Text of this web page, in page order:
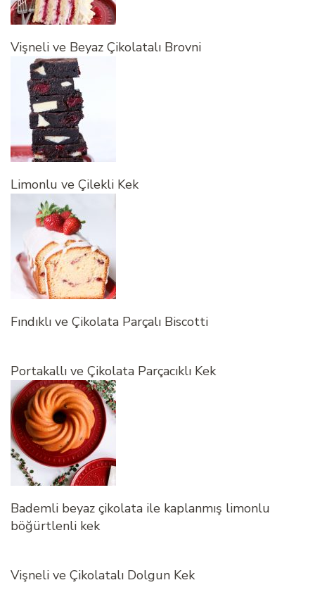
Vişneli ve Beyaz Çikolatalı Brovni
Limonlu ve Çilekli Kek
Fındıklı ve Çikolata Parçalı Biscotti
Portakallı ve Çikolata Parçacıklı Kek
Bademli beyaz çikolata ile kaplanmış limonlu
böğürtlenli kek
Vişneli ve Çikolatalı Dolgun Kek